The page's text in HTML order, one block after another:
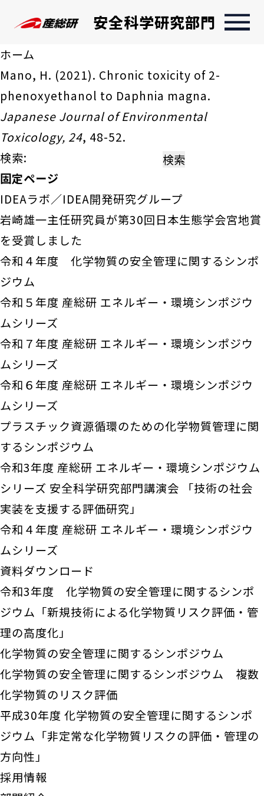
安全科学研究部門
ホーム
Mano, H. (2021). Chronic toxicity of 2-
phenoxyethanol to Daphnia magna.
Japanese Journal of Environmental
Toxicology, 24, 48-52.
検索:
固定ページ
IDEAラボ／IDEA開発研究グループ
岩崎雄一主任研究員が第30回日本生態学会宮地賞
を受賞しました
令和４年度 化学物質の安全管理に関するシンポ
ジウム
令和５年度 産総研 エネルギー・環境シンポジウ
ムシリーズ
令和７年度 産総研 エネルギー・環境シンポジウ
ムシリーズ
令和６年度 産総研 エネルギー・環境シンポジウ
ムシリーズ
プラスチック資源循環のための化学物質管理に関
するシンポジウム
令和3年度 産総研 エネルギー・環境シンポジウム
シリーズ 安全科学研究部門講演会 「技術の社会
実装を支援する評価研究」
令和４年度 産総研 エネルギー・環境シンポジウ
ムシリーズ
資料ダウンロード
令和3年度 化学物質の安全管理に関するシンポ
ジウム「新規技術による化学物質リスク評価・管
理の高度化」
化学物質の安全管理に関するシンポジウム
化学物質の安全管理に関するシンポジウム 複数
化学物質のリスク評価
平成30年度 化学物質の安全管理に関するシンポ
ジウム「非定常な化学物質リスクの評価・管理の
方向性」
採用情報